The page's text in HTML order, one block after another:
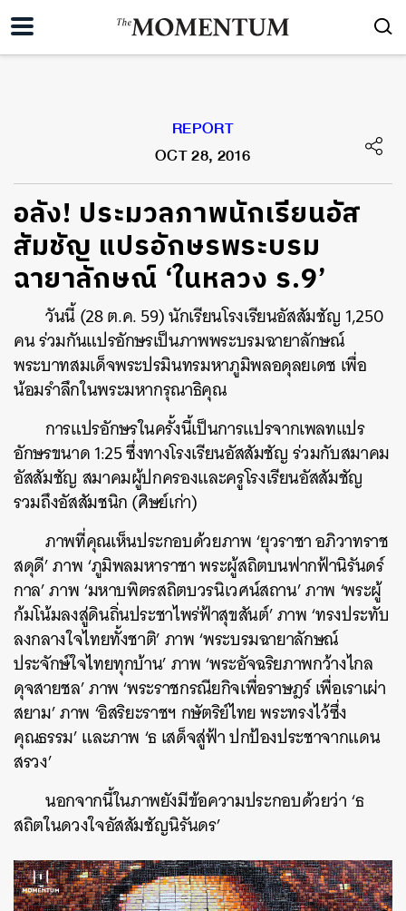
REPORT
OCT 28, 2016
อลัง! ประมวลภาพนักเรียนอัส
สัมชัญ แปรอักษรพระบรม
ฉายาลักษณ์ ‘ในหลวง ร.9’
วันนี้ (28 ต.ค. 59) นักเรียนโรงเรียนอัสสัมชัญ 1,250
คน ร่วมกันแปรอักษรเป็นภาพพระบรมฉายาลักษณ์
พระบาทสมเด็จพระปรมินทรมหาภูมิพลอดุลยเดช เพื่อ
น้อมรำลึกในพระมหากรุณาธิคุณ
การแปรอักษรในครั้งนี้เป็นการแปรจากเพลทแปร
อักษรขนาด 1:25 ซึ่งทางโรงเรียนอัสสัมชัญ ร่วมกับสมาคม
อัสสัมชัญ สมาคมผู้ปกครองและครูโรงเรียนอัสสัมชัญ
รวมถึงอัสสัมชนิก (ศิษย์เก่า)
ภาพที่คุณเห็นประกอบด้วยภาพ ‘ยุวราชา อภิวาทราช
สดุดี’ ภาพ ‘ภูมิพลมหาราชา พระผู้สถิตบนฟากฟ้านิรันดร์
กาล’ ภาพ ‘มหาบพิตรสถิตบวรนิเวศน์สถาน’ ภาพ ‘พระผู้
ก้มโน้มลงสู่ดินถิ่นประชาไพร่ฟ้าสุขสันต์’ ภาพ ‘ทรงประทับ
ลงกลางใจไทยทั้งชาติ’ ภาพ ‘พระบรมฉายาลักษณ์
ประจักษ์ใจไทยทุกบ้าน’ ภาพ ‘พระอัจฉริยภาพกว้างไกล
ดุจสายชล’ ภาพ ‘พระราชกรณียกิจเพื่อราษฎร์ เพื่อเราเผ่า
สยาม’ ภาพ ‘อิสริยะราชฯ กษัตริย์ไทย พระทรงไว้ซึ่ง
คุณธรรม’ และภาพ ‘ธ เสด็จสู่ฟ้า ปกป้องประชาจากแดน
สรวง’
นอกจากนี้ในภาพยังมีข้อความประกอบด้วยว่า ‘ธ
สถิตในดวงใจอัสสัมชัญนิรันดร’